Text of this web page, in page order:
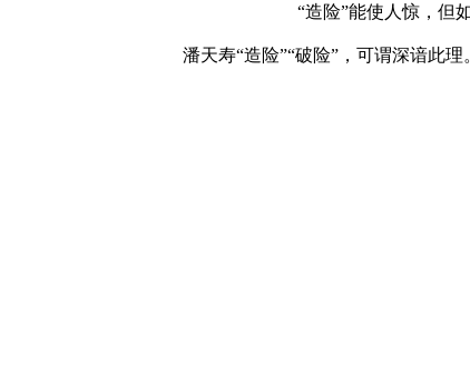
“造险”能使人惊，但
潘天寿“造险”“破险”，可谓深谙此